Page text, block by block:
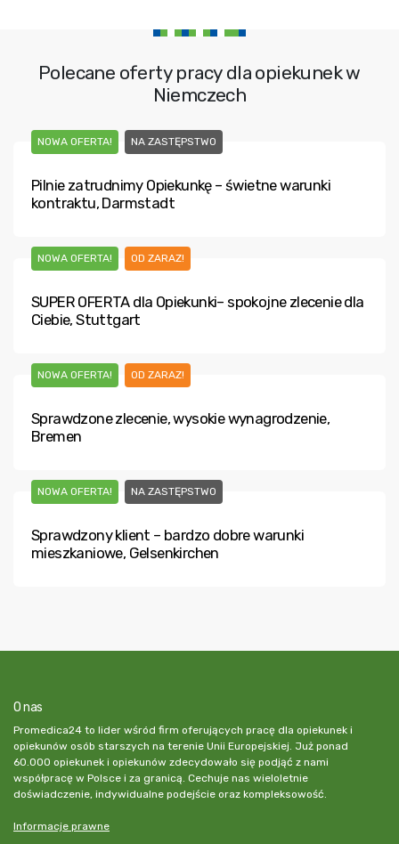
Polecane oferty pracy dla opiekunek w
Niemczech
NOWA OFERTA! NA ZASTĘPSTWO
Pilnie zatrudnimy Opiekunkę – świetne warunki
kontraktu, Darmstadt
NOWA OFERTA! OD ZARAZ!
SUPER OFERTA dla Opiekunki– spokojne zlecenie dla
Ciebie, Stuttgart
NOWA OFERTA! OD ZARAZ!
Sprawdzone zlecenie, wysokie wynagrodzenie,
Bremen
NOWA OFERTA! NA ZASTĘPSTWO
Sprawdzony klient – bardzo dobre warunki
mieszkaniowe, Gelsenkirchen
O nas
Promedica24 to lider wśród firm oferujących pracę dla opiekunek i
opiekunów osób starszych na terenie Unii Europejskiej. Już ponad
60.000 opiekunek i opiekunów zdecydowało się podjąć z nami
współpracę w Polsce i za granicą. Cechuje nas wieloletnie
doświadczenie, indywidualne podejście oraz kompleksowość.
Informacje prawne